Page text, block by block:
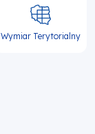
Wymiar Terytorialny